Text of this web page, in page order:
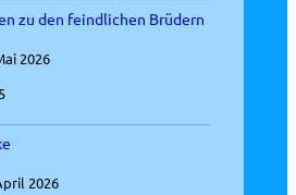
zu den feindlichen Brüdern
2026
2026